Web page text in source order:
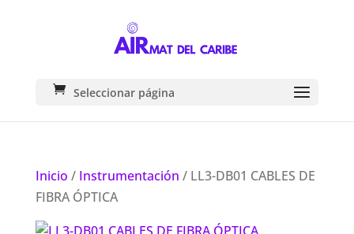
Seleccionar página
Inicio / Instrumentación / LL3-DB01 CABLES DE
FIBRA ÓPTICA